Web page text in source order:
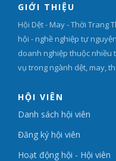
GIỚI THIỆU
Hội Dệt - May - Thời Trang
hội - nghề nghiệp tự
doanh nghiệp thuộc nhiều
vụ trong ngành dệt, may,
HỘI VIÊN
Danh sách hội viên
Đăng ký hội viên
Hoạt động hội - Hội viên